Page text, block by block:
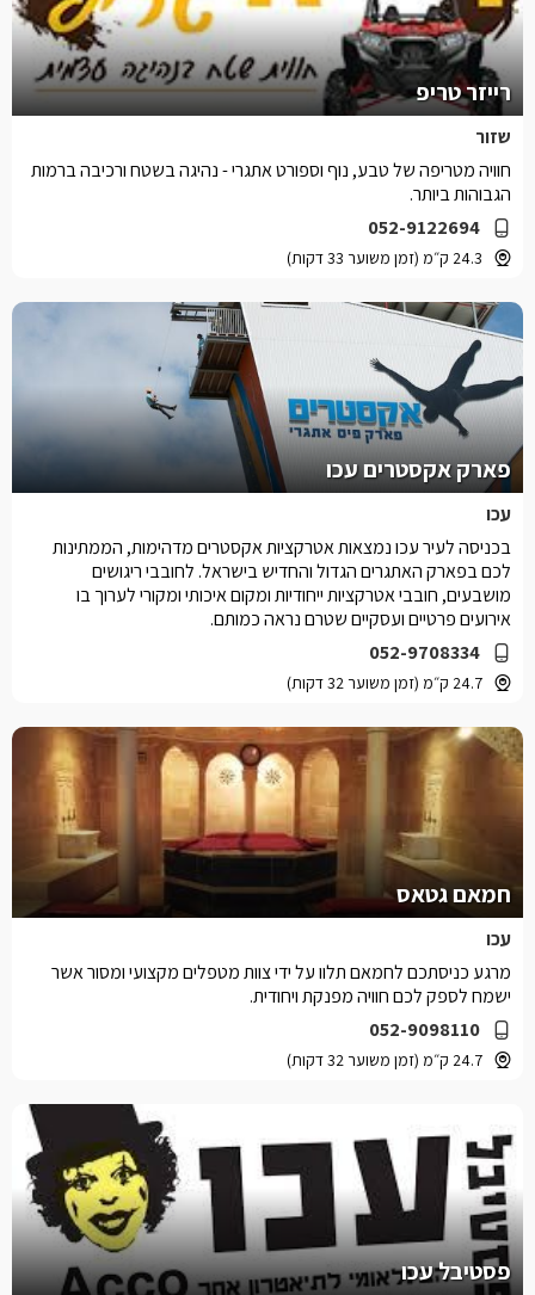
רייזר טריפ
שזור
052-9122694
24.3 ק״מ (זמן משוער 33 דקות)
חוויה מטריפה של טבע, נוף וספורט אתגרי - נהיגה בשטח ורכיבה ברמות
הגבוהות ביותר.
פארק אקסטרים עכו
עכו
052-9708334
24.7 ק״מ (זמן משוער 32 דקות)
בכניסה לעיר עכו נמצאות אטרקציות אקסטרים מדהימות, הממתינות
לכם בפארק האתגרים הגדול והחדיש בישראל. לחובבי ריגושים
מושבעים, חובבי אטרקציות ייחודיות ומקום איכותי ומקורי לערוך בו
אירועים פרטיים ועסקיים שטרם נראה כמותם.
חמאם גטאס
עכו
052-9098110
24.7 ק״מ (זמן משוער 32 דקות)
מרגע כניסתכם לחמאם תלוו על ידי צוות מטפלים מקצועי ומסור אשר
ישמח לספק לכם חוויה מפנקת ויחודית.
פסטיבל עכו